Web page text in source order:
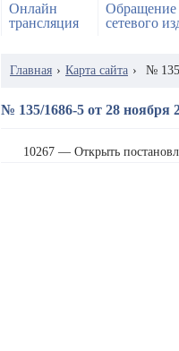
Онлайн
трансляция
Обращение
сетевого
Главная › Карта сайта › №
№ 135/1686-5 от 28 ноября
10267 — Открыть